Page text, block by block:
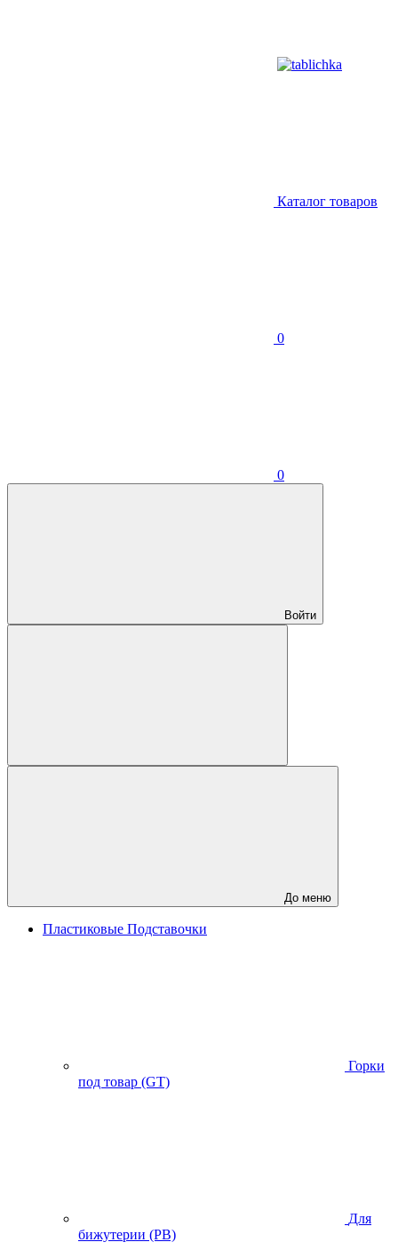
Каталог товаров
0
0
Войти
До меню
Пластиковые Подставочки
Горки
под товар (GT)
Для
бижутерии (PB)